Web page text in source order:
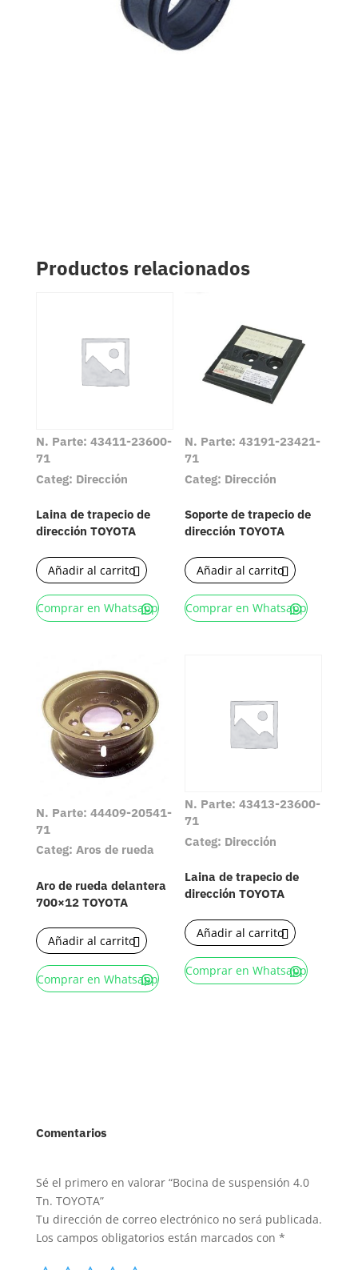
Productos relacionados
N. Parte: 43411-23600-
71
Categ: Dirección
Laina de trapecio de
dirección TOYOTA
Añadir al carrito
Comprar en Whatsapp
N. Parte: 43191-23421-
71
Categ: Dirección
Soporte de trapecio de
dirección TOYOTA
Añadir al carrito
Comprar en Whatsapp
N. Parte: 44409-20541-
71
Categ: Aros de rueda
Aro de rueda delantera
700×12 TOYOTA
Añadir al carrito
Comprar en Whatsapp
N. Parte: 43413-23600-
71
Categ: Dirección
Laina de trapecio de
dirección TOYOTA
Añadir al carrito
Comprar en Whatsapp
Comentarios
Sé el primero en valorar “Bocina de suspensión 4.0
Tn. TOYOTA”
Tu dirección de correo electrónico no será publicada.
Los campos obligatorios están marcados con *